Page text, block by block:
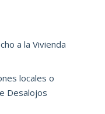
a la Vivienda
locales o
Desalojos